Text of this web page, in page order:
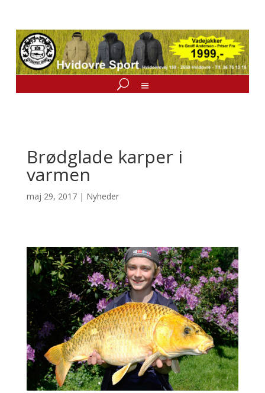
Brødglade karper i
varmen
maj 29, 2017| Nyheder